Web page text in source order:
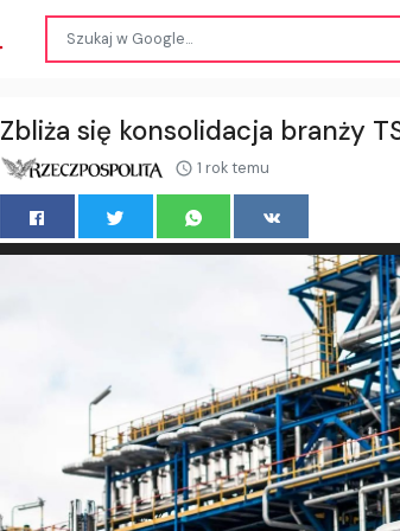
Zbliża się konsolidacja branży
1 rok temu